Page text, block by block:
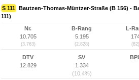
S 111 Bautzen-Thomas-Müntzer-Straße (B 156) -
111)
Nr.
10.705
(3.763)
B-Rang
5.195
(2.828)
L-
(82)
DTV
12.829
SV
1.334
(10,4%)